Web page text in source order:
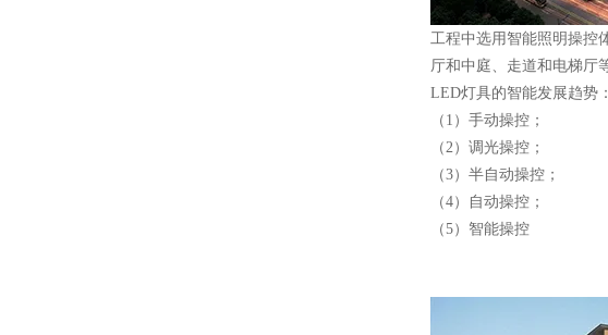
工程中选用智能照明操控
厅和中庭、走道和电梯厅
LED灯具的智能发展趋势：
（1）手动操控；
（2）调光操控；
（3）半自动操控；
（4）自动操控；
（5）智能操控